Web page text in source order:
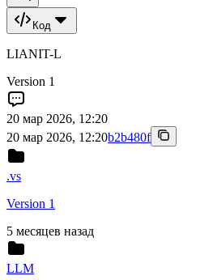
Код
LIANIT-L
Version 1
20 мар 2026, 12:20
20 мар 2026, 12:20b2b480f
.vs
Version 1
5 месяцев назад
LLM